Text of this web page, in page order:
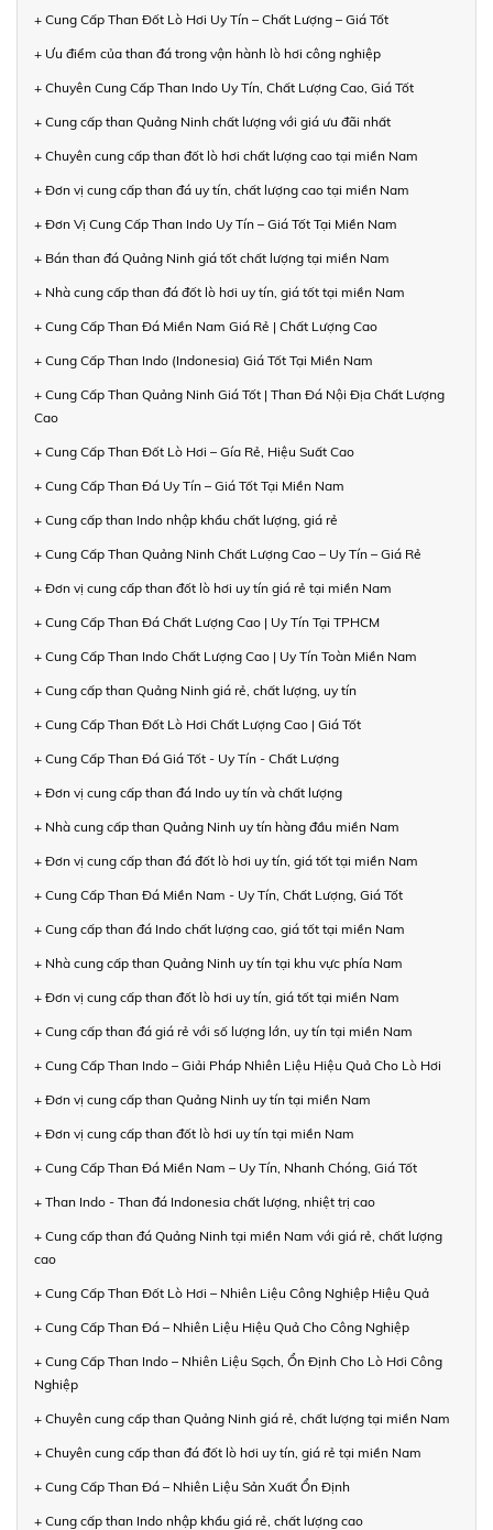
+ Cung Cấp Than Đốt Lò Hơi Uy Tín – Chất Lượng – Giá Tốt
+ Ưu điểm của than đá trong vận hành lò hơi công nghiệp
+ Chuyên Cung Cấp Than Indo Uy Tín, Chất Lượng Cao, Giá Tốt
+ Cung cấp than Quảng Ninh chất lượng với giá ưu đãi nhất
+ Chuyên cung cấp than đốt lò hơi chất lượng cao tại miền Nam
+ Đơn vị cung cấp than đá uy tín, chất lượng cao tại miền Nam
+ Đơn Vị Cung Cấp Than Indo Uy Tín – Giá Tốt Tại Miền Nam
+ Bán than đá Quảng Ninh giá tốt chất lượng tại miền Nam
+ Nhà cung cấp than đá đốt lò hơi uy tín, giá tốt tại miền Nam
+ Cung Cấp Than Đá Miền Nam Giá Rẻ | Chất Lượng Cao
+ Cung Cấp Than Indo (Indonesia) Giá Tốt Tại Miền Nam
+ Cung Cấp Than Quảng Ninh Giá Tốt | Than Đá Nội Địa Chất Lượng
Cao
+ Cung Cấp Than Đốt Lò Hơi – Gía Rẻ, Hiệu Suất Cao
+ Cung Cấp Than Đá Uy Tín – Giá Tốt Tại Miền Nam
+ Cung cấp than Indo nhập khẩu chất lượng, giá rẻ
+ Cung Cấp Than Quảng Ninh Chất Lượng Cao – Uy Tín – Giá Rẻ
+ Đơn vị cung cấp than đốt lò hơi uy tín giá rẻ tại miền Nam
+ Cung Cấp Than Đá Chất Lượng Cao | Uy Tín Tại TPHCM
+ Cung Cấp Than Indo Chất Lượng Cao | Uy Tín Toàn Miền Nam
+ Cung cấp than Quảng Ninh giá rẻ, chất lượng, uy tín
+ Cung Cấp Than Đốt Lò Hơi Chất Lượng Cao | Giá Tốt
+ Cung Cấp Than Đá Giá Tốt - Uy Tín - Chất Lượng
+ Đơn vị cung cấp than đá Indo uy tín và chất lượng
+ Nhà cung cấp than Quảng Ninh uy tín hàng đầu miền Nam
+ Đơn vị cung cấp than đá đốt lò hơi uy tín, giá tốt tại miền Nam
+ Cung Cấp Than Đá Miền Nam - Uy Tín, Chất Lượng, Giá Tốt
+ Cung cấp than đá Indo chất lượng cao, giá tốt tại miền Nam
+ Nhà cung cấp than Quảng Ninh uy tín tại khu vực phía Nam
+ Đơn vị cung cấp than đốt lò hơi uy tín, giá tốt tại miền Nam
+ Cung cấp than đá giá rẻ với số lượng lớn, uy tín tại miền Nam
+ Cung Cấp Than Indo – Giải Pháp Nhiên Liệu Hiệu Quả Cho Lò Hơi
+ Đơn vị cung cấp than Quảng Ninh uy tín tại miền Nam
+ Đơn vị cung cấp than đốt lò hơi uy tín tại miền Nam
+ Cung Cấp Than Đá Miền Nam – Uy Tín, Nhanh Chóng, Giá Tốt
+ Than Indo - Than đá Indonesia chất lượng, nhiệt trị cao
+ Cung cấp than đá Quảng Ninh tại miền Nam với giá rẻ, chất lượng
cao
+ Cung Cấp Than Đốt Lò Hơi – Nhiên Liệu Công Nghiệp Hiệu Quả
+ Cung Cấp Than Đá – Nhiên Liệu Hiệu Quả Cho Công Nghiệp
+ Cung Cấp Than Indo – Nhiên Liệu Sạch, Ổn Định Cho Lò Hơi Công
Nghiệp
+ Chuyên cung cấp than Quảng Ninh giá rẻ, chất lượng tại miền Nam
+ Chuyên cung cấp than đá đốt lò hơi uy tín, giá rẻ tại miền Nam
+ Cung Cấp Than Đá – Nhiên Liệu Sản Xuất Ổn Định
+ Cung cấp than Indo nhập khẩu giá rẻ, chất lượng cao